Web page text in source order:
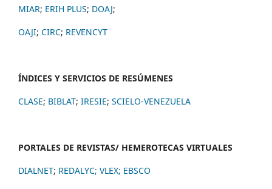
MIAR; ERIH PLUS; DOAJ;
OAJI; CIRC; REVENCYT
ÍNDICES Y SERVICIOS DE RESÚMENES
CLASE; BIBLAT; IRESIE; SCIELO-VENEZUELA
PORTALES DE REVISTAS/ HEMEROTECAS VIRTUALES
DIALNET; REDALYC; VLEX; EBSCO